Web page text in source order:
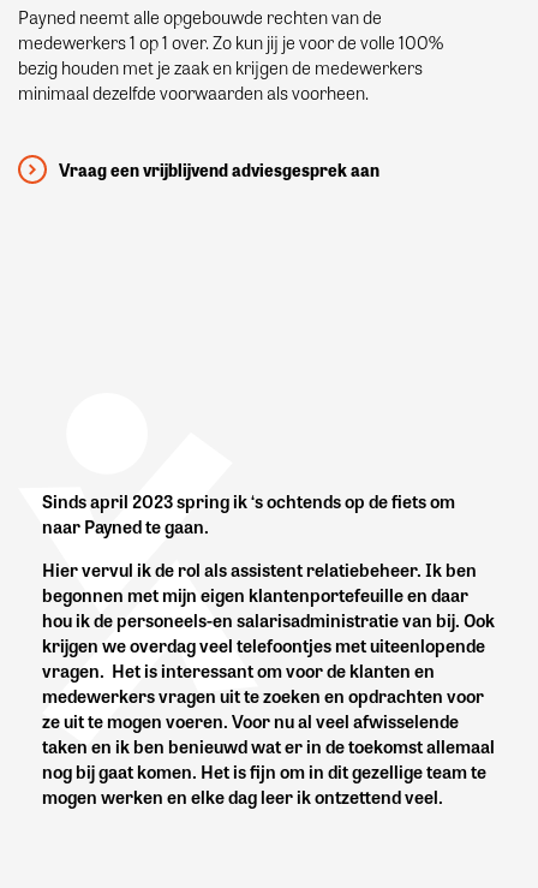
Payned neemt alle opgebouwde rechten van de
medewerkers 1 op 1 over. Zo kun jij je voor de volle 100%
bezig houden met je zaak en krijgen de medewerkers
minimaal dezelfde voorwaarden als voorheen.
Vraag een vrijblijvend adviesgesprek aan
Sinds april 2023 spring ik ‘s ochtends op de fiets om
naar Payned te gaan.
Hier vervul ik de rol als assistent relatiebeheer. Ik ben
begonnen met mijn eigen klantenportefeuille en daar
hou ik de personeels-en salarisadministratie van bij. Ook
krijgen we overdag veel telefoontjes met uiteenlopende
vragen. Het is interessant om voor de klanten en
medewerkers vragen uit te zoeken en opdrachten voor
ze uit te mogen voeren. Voor nu al veel afwisselende
taken en ik ben benieuwd wat er in de toekomst allemaal
nog bij gaat komen. Het is fijn om in dit gezellige team te
mogen werken en elke dag leer ik ontzettend veel.